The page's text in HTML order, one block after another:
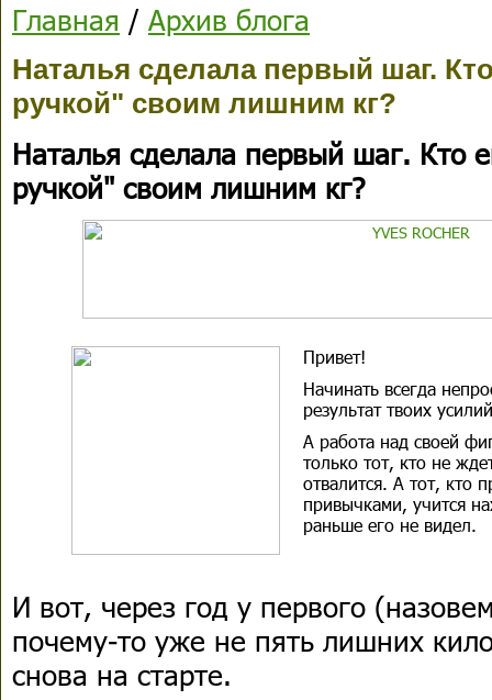
Главная / Архив блога
Наталья сделала первый шаг.
ручкой" своим лишним кг?
Наталья сделала первый шаг. Кто
ручкой" своим лишним кг?
Привет!
Начинатьвсегда
результат твоих
А работа над своей
только тот, кто не
отвалится. А тот, кто
привычками, учится
раньше его не видел.
И вот, через год у первого
почему-то уже не пять лишних
снова на старте.